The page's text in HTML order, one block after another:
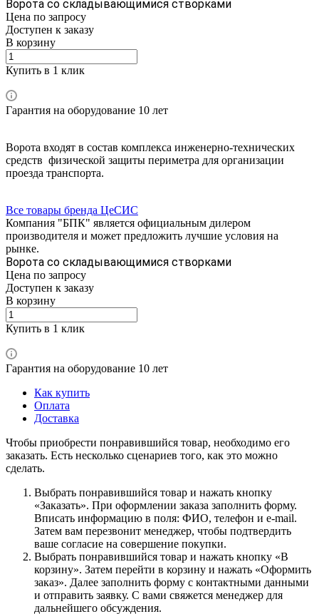
Ворота со складывающимися створками
Цена по запросу
Доступен к заказу
В корзину
Купить в 1 клик
Гарантия на оборудование 10 лет
Ворота входят в состав комплекса инженерно-технических
средств физической защиты периметра для организации
проезда транспорта.
Все товары бренда ЦеСИС
Компания "БПК" является официальным дилером
производителя и может предложить лучшие условия на
рынке.
Ворота со складывающимися створками
Цена по запросу
Доступен к заказу
В корзину
Купить в 1 клик
Гарантия на оборудование 10 лет
Как купить
Оплата
Доставка
Чтобы приобрести понравившийся товар, необходимо его
заказать. Есть несколько сценариев того, как это можно
сделать.
Выбрать понравившийся товар и нажать кнопку
«Заказать». При оформлении заказа заполнить форму.
Вписать информацию в поля: ФИО, телефон и e-mail.
Затем вам перезвонит менеджер, чтобы подтвердить
ваше согласие на совершение покупки.
Выбрать понравившийся товар и нажать кнопку «В
корзину». Затем перейти в корзину и нажать «Оформить
заказ». Далее заполнить форму с контактными данными
и отправить заявку. С вами свяжется менеджер для
дальнейшего обсуждения.